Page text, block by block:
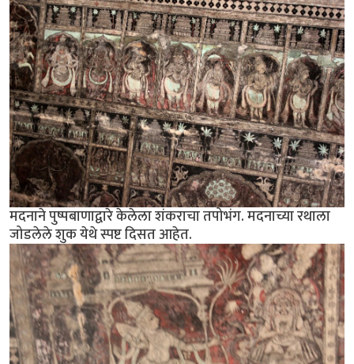
मदनाने पुष्पबाणाद्वारे केलेला शंकराचा तपोभंग. मदनाच्या रथाला
जोडलेले शुक येथे स्पष्ट दिसत आहेत.